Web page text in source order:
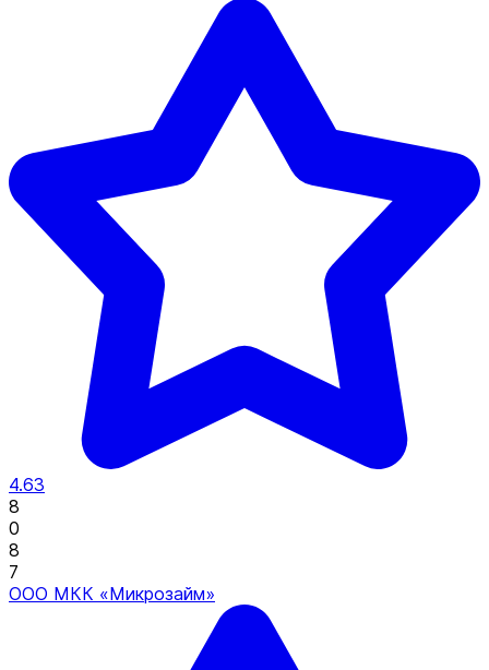
4.63
8
0
8
7
ООО МКК «Микрозайм»